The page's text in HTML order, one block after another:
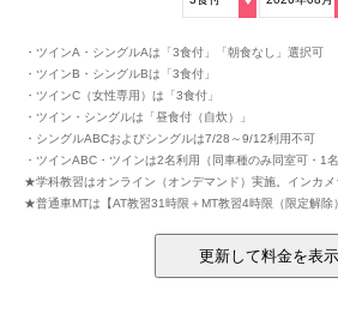
・ツインA・シングルAは「3食付」「朝食なし」選択可
・ツインB・シングルBは「3食付」
・ツインC（女性専用）は「3食付」
・ツイン・シングルは「昼食付（自炊）」
・シングルABCおよびシングルは7/28～9/12利用不可
・ツインABC・ツインは2名利用（同車種のみ同室可・1
★学科教習はオンライン（オンデマンド）実施。インカ
★普通車MTは【AT教習31時限＋MT教習4時限（限定解除